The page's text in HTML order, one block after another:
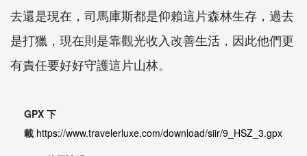
去還是現在，司馬庫斯都是仰賴這片森林生存，過去
是打獵，現在則是靠觀光收入改善生活，因此他們更
有責任要好好守護這片山林。
GPX 下
載 https://www.travelerluxe.com/download/siir/9_HSZ_3.gpx